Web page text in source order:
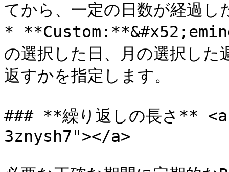
てから、一定の日数が経過
*
の選択した日、月の選択した
返すかを指定します。
### **繰り返しの長さ**
3znysh7"></a>